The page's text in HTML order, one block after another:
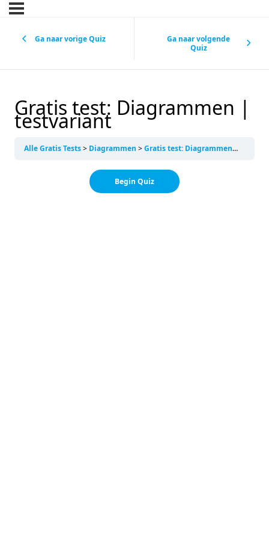
Ga naar vorige Quiz
Ga naar volgende
Quiz
Gratis test: Diagrammen |
testvariant
Alle Gratis Tests Diagrammen Gratis test: Diagrammen | testvariant